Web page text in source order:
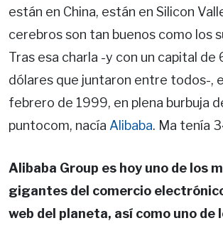
están en China, están en Silicon
cerebros son tan buenos como los
Tras esa charla -y con un capital de
dólares que juntaron entre todos-,
febrero de 1999, en plena burbuja
puntocom, nacía Alibaba. Ma tenía
Alibaba Group es hoy uno de los
gigantes del comercio
web del planeta, así como uno de